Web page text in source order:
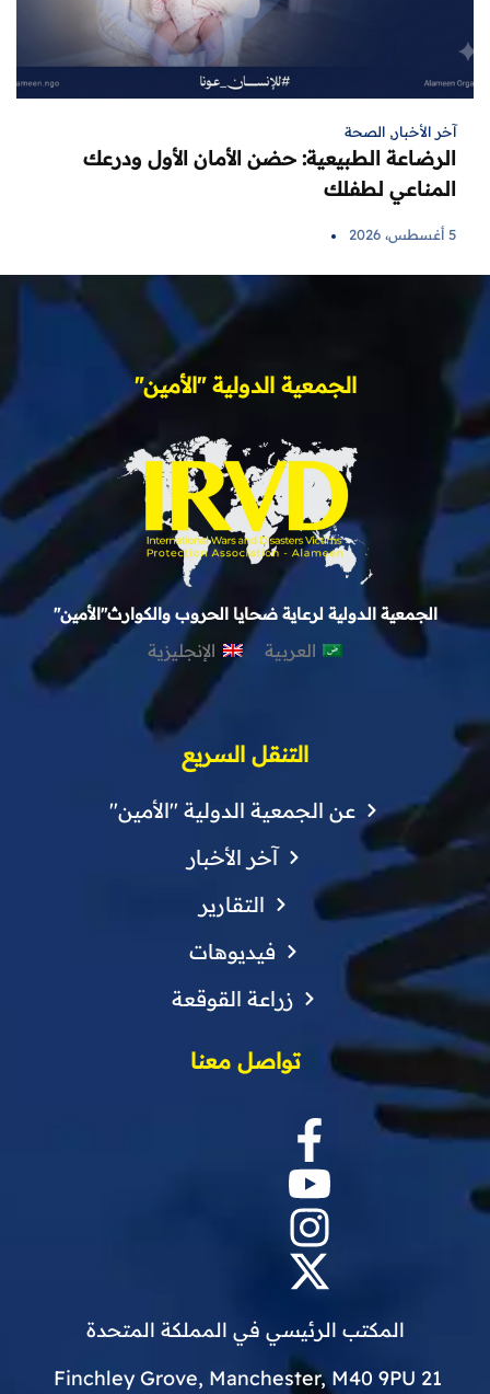
آخر الأخبار, الصحة
الرضاعة الطبيعية: حضن الأمان الأول ودرعك
المناعي لطفلك
5 أغسطس، 2026
الجمعية الدولية "الأمين"
الجمعية الدولية لرعاية ضحايا الحروب والكوارث"الأمين"
العربية الإنجليزية
التنقل السريع
عن الجمعية الدولية "الأمين"
آخر الأخبار
التقارير
فيديوهات
زراعة القوقعة
تواصل معنا
المكتب الرئيسي في المملكة المتحدة
21 Finchley Grove, Manchester, M40 9PU